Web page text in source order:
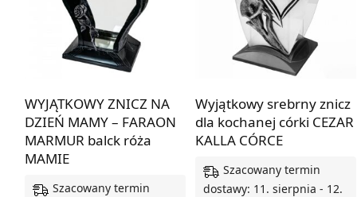
WYJĄTKOWY ZNICZ NA
DZIEŃ MAMY – FARAON
MARMUR balck róża
MAMIE
Szacowany termin
Wyjątkowy srebrny znicz
dla kochanej córki CEZAR
KALLA CÓRCE
Szacowany termin
dostawy: 11. sierpnia - 12.